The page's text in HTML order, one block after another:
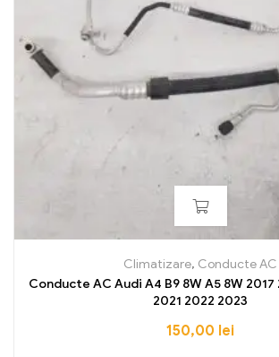
Climatizare, Conducte AC
Conducte AC Audi A4 B9 8W A5 8W 2017
2021 2022 2023
150,00 lei